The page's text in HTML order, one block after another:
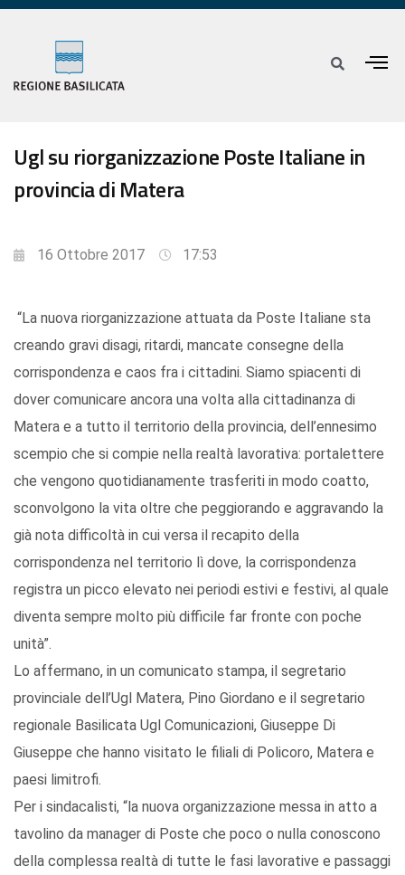
Ugl su riorganizzazione Poste Italiane in
provincia di Matera
16 Ottobre 2017 17:53
“La nuova riorganizzazione attuata da Poste Italiane sta
creando gravi disagi, ritardi, mancate consegne della
corrispondenza e caos fra i cittadini. Siamo spiacenti di
dover comunicare ancora una volta alla cittadinanza di
Matera e a tutto il territorio della provincia, dell’ennesimo
scempio che si compie nella realtà lavorativa: portalettere
che vengono quotidianamente trasferiti in modo coatto,
sconvolgono la vita oltre che peggiorando e aggravando la
già nota difficoltà in cui versa il recapito della
corrispondenza nel territorio lì dove, la corrispondenza
registra un picco elevato nei periodi estivi e festivi, al quale
diventa sempre molto più difficile far fronte con poche
unità”.
Lo affermano, in un comunicato stampa, il segretario
provinciale dell’Ugl Matera, Pino Giordano e il segretario
regionale Basilicata Ugl Comunicazioni, Giuseppe Di
Giuseppe che hanno visitato le filiali di Policoro, Matera e
paesi limitrofi.
Per i sindacalisti, “la nuova organizzazione messa in atto a
tavolino da manager di Poste che poco o nulla conoscono
della complessa realtà di tutte le fasi lavorative e passaggi